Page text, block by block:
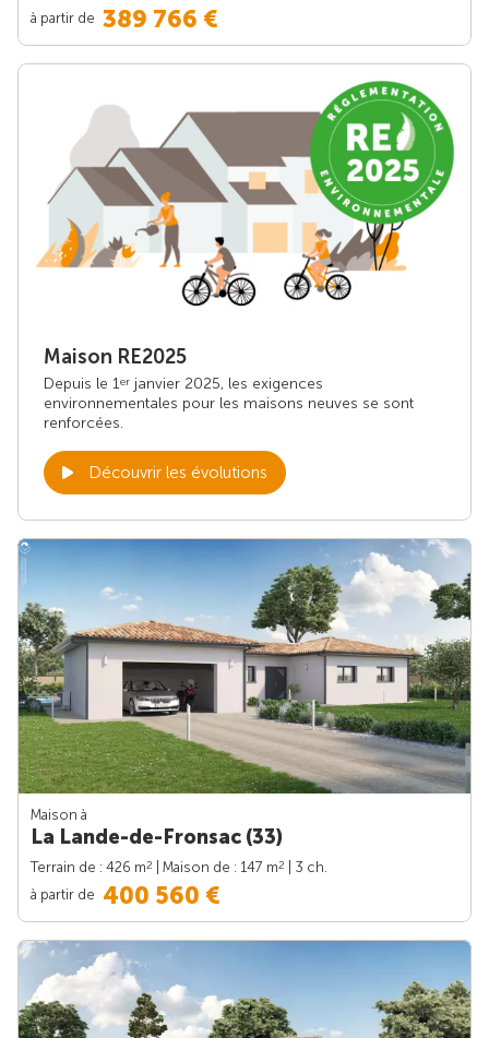
à partir de 389 766 €
Maison RE2025
Depuis le 1er janvier 2025, les exigences
environnementales pour les maisons neuves se sont
renforcées.
Découvrir les évolutions
Maison à
La Lande-de-Fronsac (33)
Terrain de : 426 m2 | Maison de : 147 m2
| 3 ch.
à partir de 400 560 €